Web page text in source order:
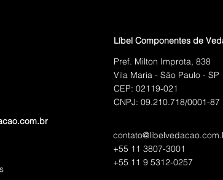
Líbel Componentes de
Pref. Milton Improta, 838
Vila Maria - São Paulo - SP
CEP: 02119-021
CNPJ: 09.210.718/0001-87
+55 11 3807-3001
+55 11 9 5312-0257